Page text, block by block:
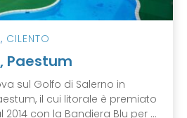
, CILENTO
Paestum
sul Golfo di Salerno in
il cui litorale è premiato
con la Bandiera Blu per ...